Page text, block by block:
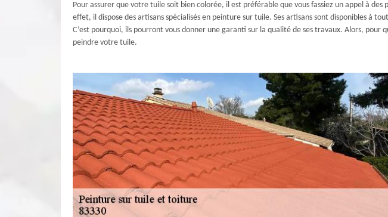
Pour assurer que votre tuile soit bien colorée, il est préférable que vous fassiez un appel à
effet, il dispose des artisans spécialisés en peinture sur tuile. Ses artisans sont disponibles à
C’est pourquoi, ils pourront vous donner une garanti sur la qualité de ses travaux. Alors,
peindre votre tuile.